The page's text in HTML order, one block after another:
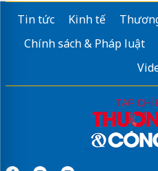
Tin tức Kinh tế
Chính sách & Pháp luật